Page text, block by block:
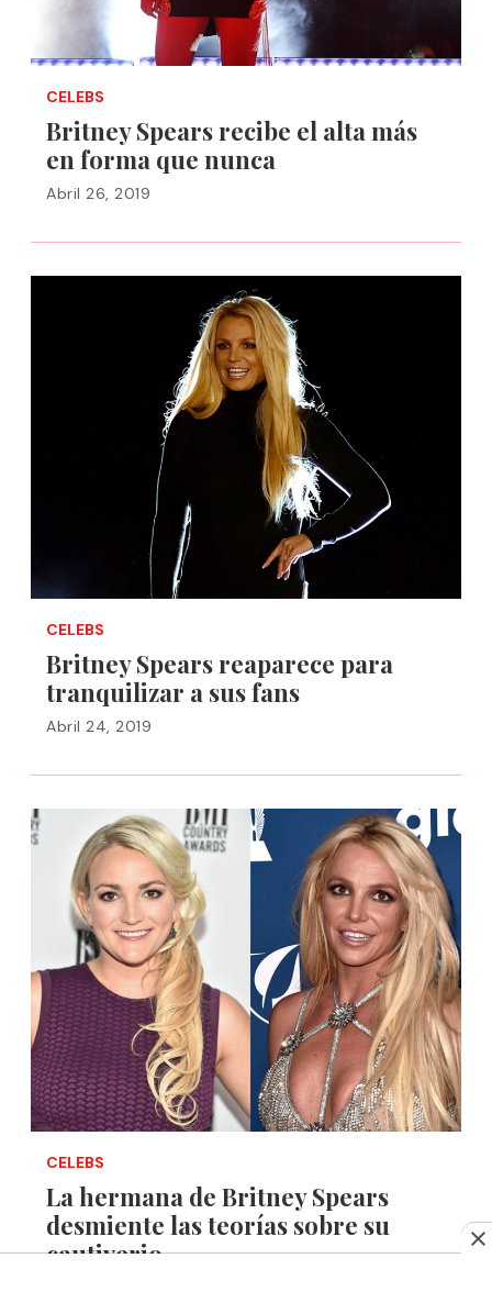
CELEBS
Britney Spears recibe el alta más
en forma que nunca
Abril 26, 2019
CELEBS
Britney Spears reaparece para
tranquilizar a sus fans
Abril 24, 2019
CELEBS
La hermana de Britney Spears
desmiente las teorías sobre su
cautiverio